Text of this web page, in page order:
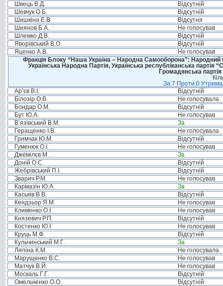
Швець В.Д.
Відсутній
Шевчук О.Б.
Відсутній
Шишкіна Е.В.
Відсутня
Шиянов Б.А.
Не голосував
Шлемко Д.В.
Відсутній
Яворівський В.О.
Відсутній
Яценко А.В.
Не голосував
Фракція Блоку “Наша Україна – Народна Самооборона”: Народний
Українська Народна Партія, Українська республіканська
Громадянська
За:7 Проти:0
Ар’єв В.І.
Відсутній
Білозір О.В.
Не голосувала
Бондар О.М.
Відсутній
Бут Ю.А.
Не голосував
В’язівський В.М.
За
Геращенко І.В.
Не голосувала
Гримчак Ю.М.
Відсутній
Гуменюк О.І.
Не голосував
Джемілєв М. .
За
Доній О.С.
Відсутній
Жебрівський П.І.
Відсутній
Зварич Р.М.
Не голосував
Кармазін Ю.А.
За
Каськів В.В.
Відсутній
Кендзьор Я.М.
Не голосував
Клименко О.І.
Не голосував
Князевич Р.П.
Відсутній
Костенко Ю.І.
Не голосував
Круць М.Ф.
Відсутній
Кульчинський М.Г.
За
Ляпіна К.М.
Не голосувала
Марущенко В.С.
Не голосував
Матчук В.Й.
Не голосував
Москаль Г.Г.
Відсутній
Омельченко О.О.
Відсутній